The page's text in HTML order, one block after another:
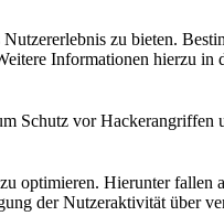
zu bieten.
Informationen hierzu in
Schutz vor
optimieren. Hierunter
der Nutzeraktivität über